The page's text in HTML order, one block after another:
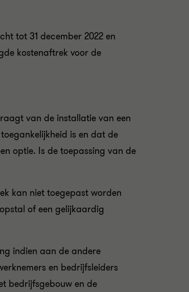
tot 31 december 2022 en
kostenaftrek voor de
van de installatie van een
is en dat de
optie. Is de toepassing van de
kan niet toegepast worden
of een gelijkaardig
indien aan de andere
en bedrijfsleiders
bedrijfsgebouw en de